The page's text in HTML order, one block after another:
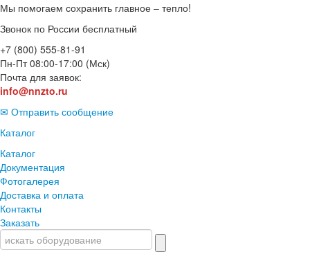
Мы помогаем сохранить главное – тепло!
Звонок по России бесплатный
+7 (800) 555-81-91
Пн-Пт 08:00-17:00 (Мск)
Почта для заявок:
info@nnzto.ru
✉ Отправить сообщение
Каталог
Каталог
Документация
Фотогалерея
Доставка и оплата
Контакты
Заказать